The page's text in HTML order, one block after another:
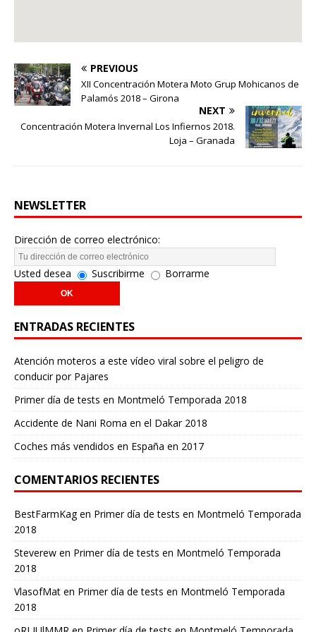
PREVIOUS
XII Concentración Motera Moto Grup Mohicanos de
Palamós 2018 – Girona
NEXT
Concentración Motera Invernal Los Infiernos 2018.
Loja – Granada
NEWSLETTER
Dirección de correo electrónico:
Usted desea Suscribirme Borrarme
ENTRADAS RECIENTES
Atención moteros a este vídeo viral sobre el peligro de
conducir por Pajares
Primer día de tests en Montmeló Temporada 2018
Accidente de Nani Roma en el Dakar 2018
Coches más vendidos en España en 2017
COMENTARIOS RECIENTES
BestFarmKagen Primer día de tests en Montmeló Temporada
2018
Steverew en Primer día de tests en Montmeló Temporada
2018
VlasofMat en Primer día de tests en Montmeló Temporada
2018